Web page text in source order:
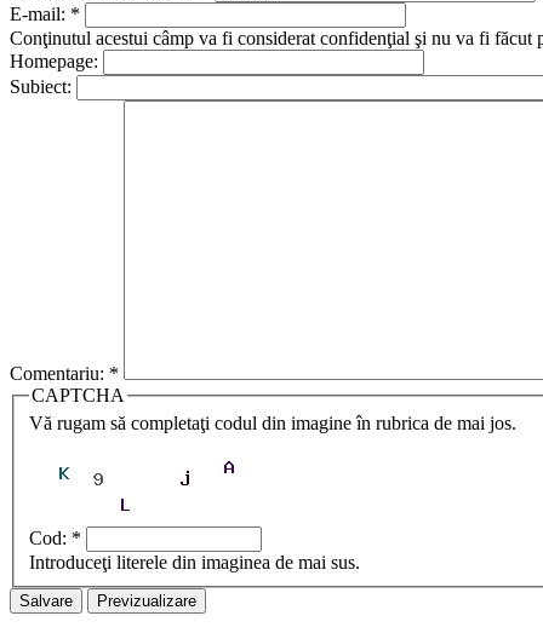
E-mail: *
Conţinutul acestui câmp va fi considerat confidenţial şi nu va fi făcut
Homepage:
Subiect:
Comentariu: *
CAPTCHA
Vă rugam să completaţi codul din imagine în rubrica de mai jos.
Cod: *
Introduceţi literele din imaginea de mai sus.